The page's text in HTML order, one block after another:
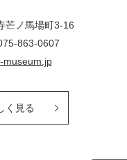
芒ノ馬場町3-16
863-0607
museum.jp
く見る